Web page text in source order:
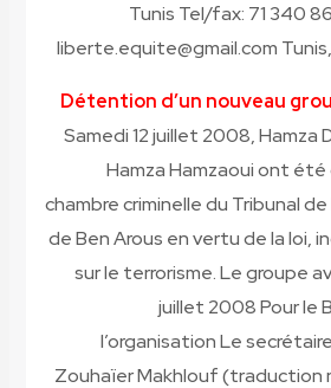
Tunis Tel/fax: 71 340
liberte.equite@gmail.com
Détention d’un nouveau
Samedi 12 juillet 2008, Hamza
Hamza Hamzaoui ont
chambre criminelle du Tribunal
de Ben Arous en vertu de la loi,
sur le terrorisme. Le groupe
juillet 2008 Pour le
l’organisationLe
Zouhaïer Makhlouf(traduction